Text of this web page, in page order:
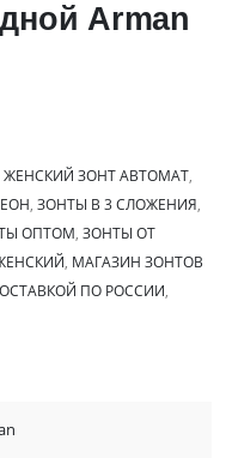
Arman
ЖЕНСКИЙ ЗОНТ АВТОМАТ,
, ЗОНТЫ В 3 СЛОЖЕНИЯ,
ОПТОМ, ЗОНТЫ ОТ
, МАГАЗИН ЗОНТОВ
ПО РОССИИ,